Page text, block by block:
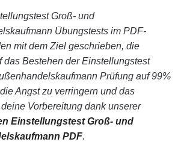
Groß- und
Übungstests im PDF-
mit dem Ziel geschrieben, die
das Bestehen der Einstellungstest
Prüfung auf 99%
Angst zu verringern und das
Vorbereitung dank unserer
Einstellungstest Groß- und
PDF.